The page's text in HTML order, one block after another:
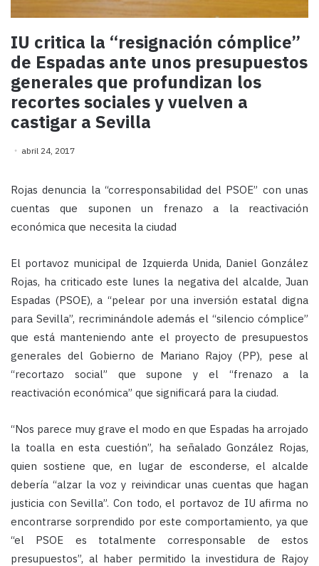
IU critica la “resignación cómplice”
de Espadas ante unos presupuestos
generales que profundizan los
recortes sociales y vuelven a
castigar a Sevilla
abril 24, 2017
Rojas denuncia la “corresponsabilidad del PSOE” con unas
cuentas que suponen un frenazo a la reactivación
económica que necesita la ciudad
El portavoz municipal de Izquierda Unida, Daniel González
Rojas, ha criticado este lunes la negativa del alcalde, Juan
Espadas (PSOE), a “pelear por una inversión estatal digna
para Sevilla”, recriminándole además el “silencio cómplice”
que está manteniendo ante el proyecto de presupuestos
generales del Gobierno de Mariano Rajoy (PP), pese al
“recortazo social” que supone y el “frenazo a la
reactivación económica” que significará para la ciudad.
“Nos parece muy grave el modo en que Espadas ha arrojado
la toalla en esta cuestión”, ha señalado González Rojas,
quien sostiene que, en lugar de esconderse, el alcalde
debería “alzar la voz y reivindicar unas cuentas que hagan
justicia con Sevilla”. Con todo, el portavoz de IU afirma no
encontrarse sorprendido por este comportamiento, ya que
“el PSOE es totalmente corresponsable de estos
presupuestos”, al haber permitido la investidura de Rajoy